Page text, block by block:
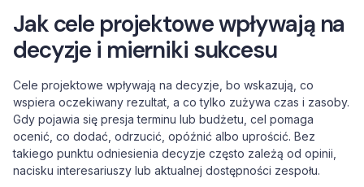
Jak cele projektowe wpływają na
decyzje i mierniki sukcesu
Cele projektowe wpływają na decyzje, bo wskazują, co
wspiera oczekiwany rezultat, a co tylko zużywa czas i zasoby.
Gdy pojawia się presja terminu lub budżetu, cel pomaga
ocenić, co dodać, odrzucić, opóźnić albo uprościć. Bez
takiego punktu odniesienia decyzje często zależą od opinii,
nacisku interesariuszy lub aktualnej dostępności zespołu.